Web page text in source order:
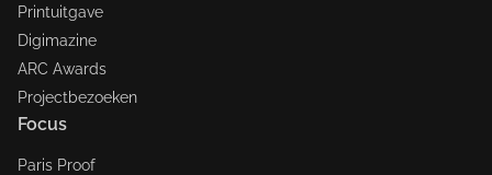
Printuitgave
Digimazine
ARC Awards
Projectbezoeken
Focus
Paris Proof